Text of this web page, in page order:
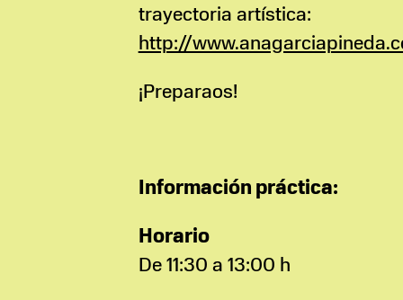
trayectoria artística:
http://
¡Preparaos!
Información práctica:
Horario
De 11:30 a 13:00 h